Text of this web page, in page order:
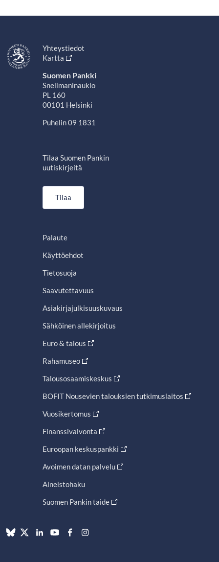
Yhteystiedot
Kartta
Suomen Pankki
Snellmaninaukio
PL 160
00101 Helsinki
Puhelin 09 1831
Tilaa Suomen Pankin
uutiskirjeitä
Tilaa
Palaute
Käyttöehdot
Tietosuoja
Saavutettavuus
Asiakirjajulkisuuskuvaus
Sähköinen allekirjoitus
Euro & talous
Rahamuseo
Talousosaamiskeskus
BOFIT Nousevien talouksien tutkimuslaitos
Vuosikertomus
Finanssivalvonta
Euroopan keskuspankki
Avoimen datan palvelu
Aineistohaku
Suomen Pankin taide